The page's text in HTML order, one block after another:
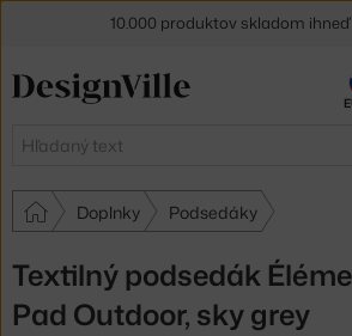
Hľadať
Doplnky Podsedáky
Textilný podsedák
Pad Outdoor, sky grey
10.000 produktov skladom
30 dní na vrátenie